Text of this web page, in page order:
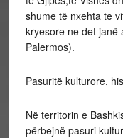
shume të nxehta te
kryesore ne det janë
Palermos).
Pasuritë kulturore,
Në territorin e
përbejnë pasuri